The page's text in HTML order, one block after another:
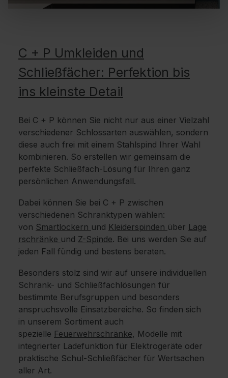
C + P Umkleiden und
Schließfächer: Perfektion bis
ins kleinste Detail
Bei C + P können Sie nicht nur aus einer Vielzahl
verschiedener Schlossarten auswählen, sondern
diese auch frei mit einem Stahlspind Ihrer Wahl
kombinieren. So erstellen wir gemeinsam die
perfekte Schließfach-Lösung für Ihren ganz
persönlichen Anwendungsfall.
Dabei können Sie bei C + P zwischen
verschiedenen Schranktypen wählen:
von Smartlockern und Kleiderspinden über Lage
rschränke und Z-Spinde. Bei uns werden Sie auf
jeden Fall fündig und bestens beraten.
Besonders stolz sind wir auf unsere individuellen
Schrank- und Schließfachlösungen für
bestimmte Berufsgruppen und besonders
anspruchsvolle Einsatzbereiche. So finden sich
in unserem Sortiment auch
spezielle Feuerwehrschränke, Modelle mit
integrierter Ladefunktion für Elektrogeräte oder
praktische Schul-Schließfächer für Wertsachen
aller Art.